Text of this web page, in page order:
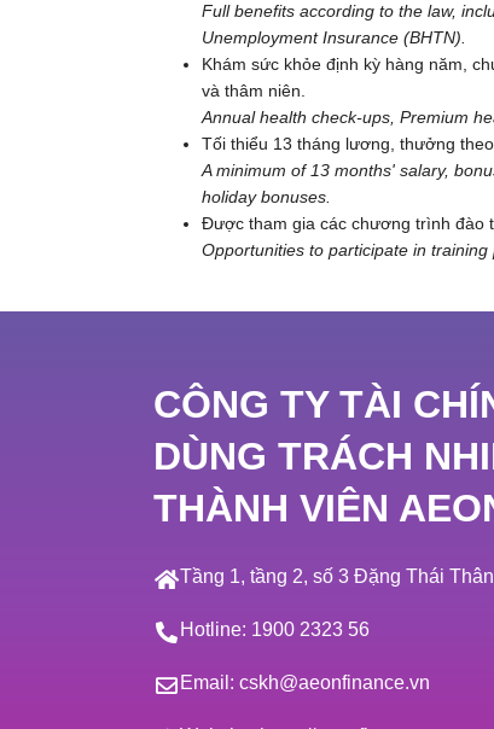
Full benefits according to the law,
Unemployment Insurance (BHTN).
Khám sức khỏe định kỳ hàng năm,
và thâm niên.
Annual health check-ups, Premium
Tối thiểu 13 tháng lương, thưởng
A minimum of 13 months' salary,
holiday bonuses.
Được tham gia các chương trình đào
Opportunities to participate in
CÔNG TY TÀI
DÙNG TRÁCH
THÀNH VIÊN
Tầng 1, tầng 2, số 3 Đặng Thái
Hotline: 1900 2323 56
Email: cskh@aeonfinance.vn